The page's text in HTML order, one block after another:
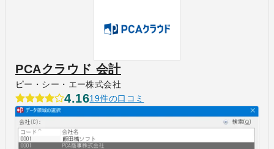
PCAクラウド 会計
ピー・シー・エー株式会社
4.1619件の口コミ